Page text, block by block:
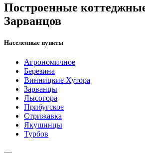
Построенные
Зарванцов
Населенные пункты
Агрономичное
Березина
Винницкие Хутора
Зарванцы
Лысогора
Прибугское
Стрижавка
Якушинцы
Турбов